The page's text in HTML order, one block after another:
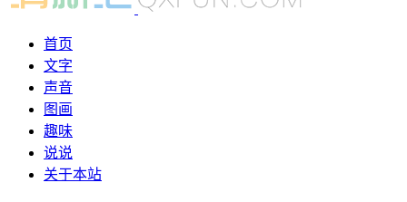
首页
文字
声音
图画
趣味
说说
关于本站